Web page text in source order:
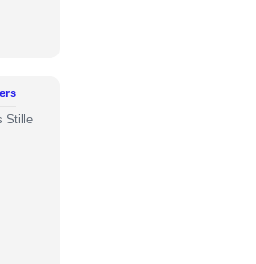
Stille